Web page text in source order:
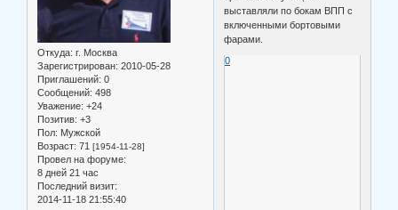
Откуда: г. Москва
Зарегистрирован: 2010-05-28
Приглашений: 0
Сообщений: 498
Уважение: +24
Позитив: +3
Пол: Мужской
Возраст: 71 [1954-11-28]
Провел на форуме:
8 дней 21 час
Последний визит:
2014-11-18 21:55:40
выставляли по бокам ВПП с
включенными бортовыми
фарами.
0